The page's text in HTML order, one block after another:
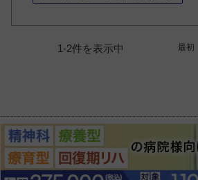
1-2件を表示中 最初